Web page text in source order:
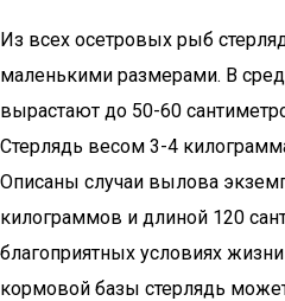
Из всех осетровых рыб
маленькими размерами. В
вырастают до 50-60
Стерлядь весом 3-4
Описаны случаи вылова
килограммов и длиной 120
благоприятных условиях
кормовой базы стерлядь